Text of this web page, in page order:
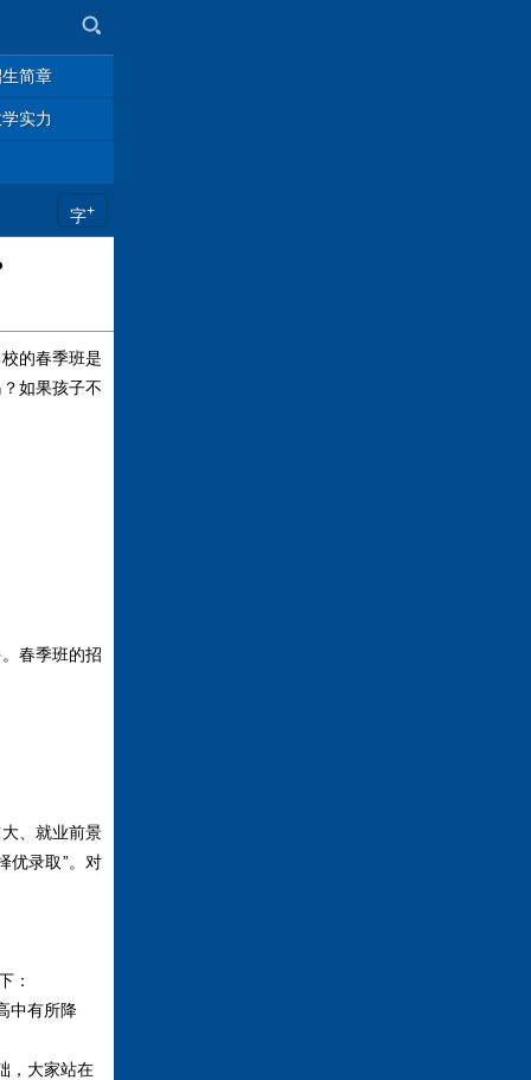
简章
实力
字+
的春季班是
如果孩子不
春季班的招
、就业前景
优录取”。对
：
中有所降
，大家站在